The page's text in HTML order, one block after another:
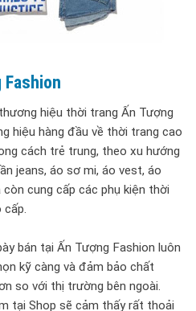
Fashion
hiệu thời trang Ấn Tượng
hiệu hàng đầu về thời trang cao
cách trẻ trung, theo xu hướng
jeans, áo sơ mi, áo vest, áo
còn cung cấp các phụ kiện thời
cấp.
bán tại Ấn Tượng Fashion luôn
kỹ càng và đảm bảo chất
so với thị trường bên ngoài.
tại Shop sẽ cảm thấy rất thoải